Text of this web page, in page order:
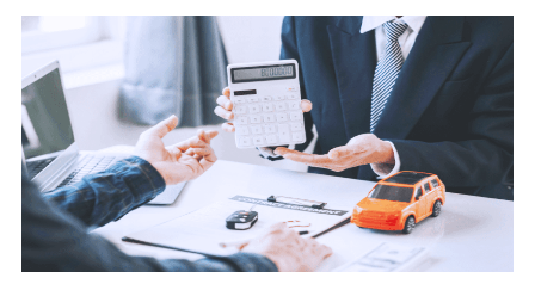
■少額短期保険
株式会社アシロ少額短期保険 (https://kailash.co.jp/)
SBIいきいき少額短期保険会社 (https://www.i-
sedai.com/)
SBIペット少額短期保険株式会社 (https://www.sbipet-
ssi.co.jp/)
SBIリスタ少額短期保険会社
(https://www.jishin.co.jp/)
スマートプラス少額短期保険株式会社